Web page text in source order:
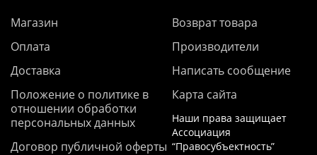
Магазин
Оплата
Доставка
Положение о политике в
отношении обработки
персональных данных
Договор публичной оферты
Возврат товара
Производители
Написать сообщение
Карта сайта
Наши права защищает
Ассоциация
“Правосубъектность”